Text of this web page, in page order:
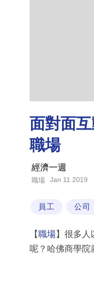
面對面
職場
經濟一週
職場 Jan 11 2019
員工 公司
【職場】很多
呢？哈佛商學院